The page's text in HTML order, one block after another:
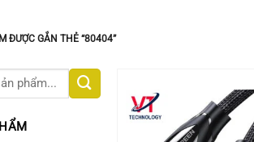
ĐƯỢC GẮN THẺ “80404”